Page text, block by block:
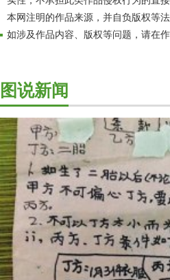
本网注明的作品来源，并自负版权等法
如涉及作品内容、版权等问题，请在
图说新闻